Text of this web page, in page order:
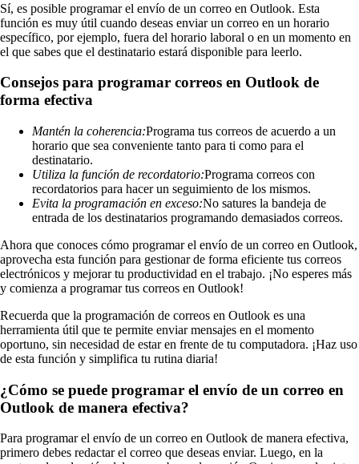
Sí, es posible programar el envío de un correo en Outlook. Esta
función es muy útil cuando deseas enviar un correo en un horario
específico, por ejemplo, fuera del horario laboral o en un momento en
el que sabes que el destinatario estará disponible para leerlo.
Consejos para programar correos en Outlook de
forma efectiva
Mantén la coherencia:Programa tus correos de acuerdo a un
horario que sea conveniente tanto para ti como para el
destinatario.
Utiliza la función de recordatorio:Programa correos con
recordatorios para hacer un seguimiento de los mismos.
Evita la programación en exceso:No satures la bandeja de
entrada de los destinatarios programando demasiados correos.
Ahora que conoces cómo programar el envío de un correo en Outlook,
aprovecha esta función para gestionar de forma eficiente tus correos
electrónicos y mejorar tu productividad en el trabajo. ¡No esperes más
y comienza a programar tus correos en Outlook!
Recuerda que la programación de correos en Outlook es una
herramienta útil que te permite enviar mensajes en el momento
oportuno, sin necesidad de estar en frente de tu computadora. ¡Haz uso
de esta función y simplifica tu rutina diaria!
¿Cómo se puede programar el envío de un correo en
Outlook de manera efectiva?
Para programar el envío de un correo en Outlook de manera efectiva,
primero debes redactar el correo que deseas enviar. Luego, en la